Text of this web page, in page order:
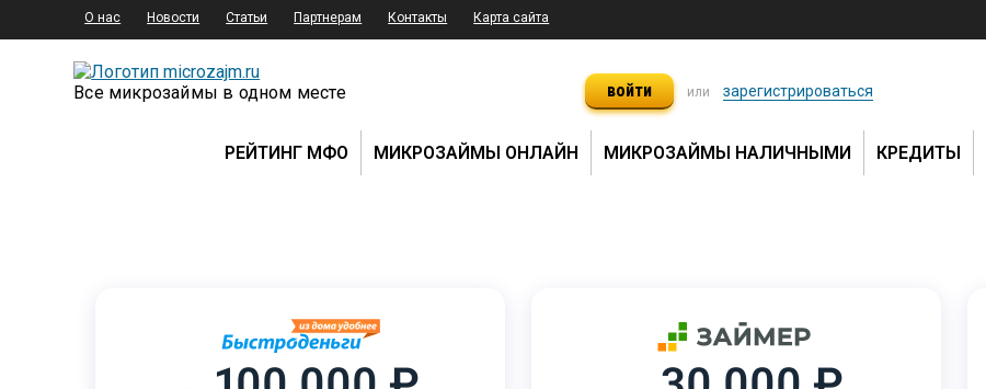
О нас Новости Статьи Партнерам Контакты Карта сайта
Все микрозаймы в одном месте войти или зарегистрироваться
РЕЙТИНГ МФО МИКРОЗАЙМЫ ОНЛАЙН МИКРОЗАЙМЫ НАЛИЧНЫМИ КРЕДИТЫ